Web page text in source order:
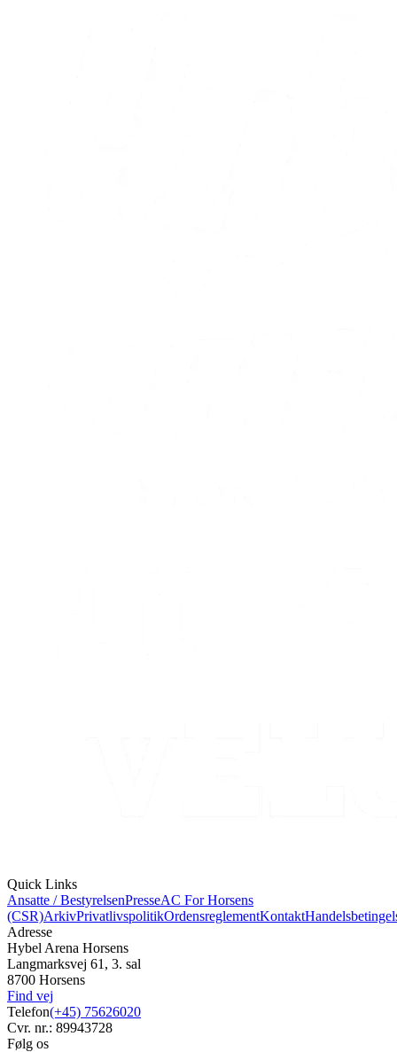
Quick Links
Ansatte / BestyrelsenPresseAC For Horsens
(CSR)ArkivPrivatlivspolitikOrdensreglementKontakt
Adresse
Hybel Arena Horsens
Langmarksvej 61, 3. sal
8700 Horsens
Find vej
Telefon(+45) 75626020
Cvr. nr.: 89943728
Følg os